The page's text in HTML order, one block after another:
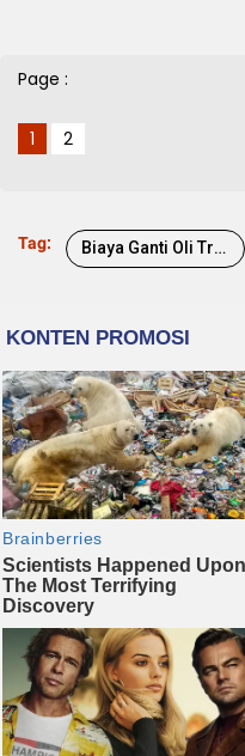
Page :
1 2
Tag: Biaya Ganti Oli Transmisi Matik Suzuki Grand Vitara